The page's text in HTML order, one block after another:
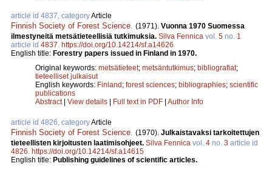
article id 4837, categoryArticle
Finnish Society of Forest Science (1971). Vuonna 1970 Suomessa
ilmestyneitä metsätieteellisiä tutkimuksia. Silva Fennica vol. 5 no. 1
article id 4837 https://doi.org/10.14214/sf.a14626
English title: Forestry papers issued in Finland in 1970.
Original keywords: metsätieteet; metsäntutkimus; bibliografiat;
tieteelliset julkaisut
English keywords: Finland; forest sciences; bibliographies; scientific
publications
Abstract| View details | Full text in PDF | Author Info
article id 4826, categoryArticle
Finnish Society of Forest Science (1970). Julkaistavaksi tarkoitettujen
tieteellisten kirjoitusten laatimisohjeet. Silva Fennica vol. 4 no. 3 article id
4826 https://doi.org/10.14214/sf.a14615
English title: Publishing guidelines of scientific articles.